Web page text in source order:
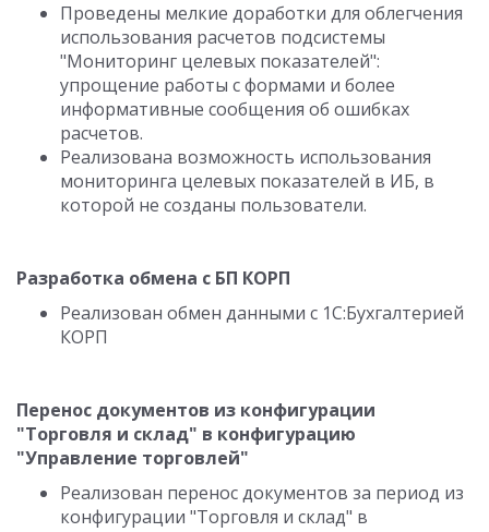
Проведены мелкие доработки для облегчения
использования расчетов подсистемы
"Мониторинг целевых показателей":
упрощение работы с формами и более
информативные сообщения об ошибках
расчетов.
Реализована возможность использования
мониторинга целевых показателей в ИБ, в
которой не созданы пользователи.
Разработка обмена с БП КОРП
Реализован обмен данными с 1С:Бухгалтерией
КОРП
Перенос документов из конфигурации
"Торговля и склад" в конфигурацию
"Управление торговлей"
Реализован перенос документов за период из
конфигурации "Торговля и склад" в